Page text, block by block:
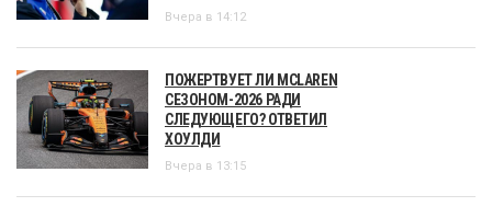
Вчера в 14:12
ПОЖЕРТВУЕТ ЛИ MCLAREN
СЕЗОНОМ-2026 РАДИ
СЛЕДУЮЩЕГО? ОТВЕТИЛ
ХОУЛДИ
Вчера в 13:15